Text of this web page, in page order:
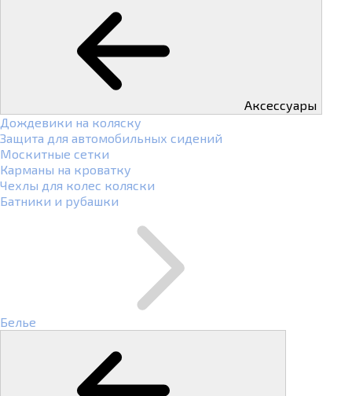
Аксессуары
Дождевики на коляску
Защита для автомобильных сидений
Москитные сетки
Карманы на кроватку
Чехлы для колес коляски
Батники и рубашки
Белье